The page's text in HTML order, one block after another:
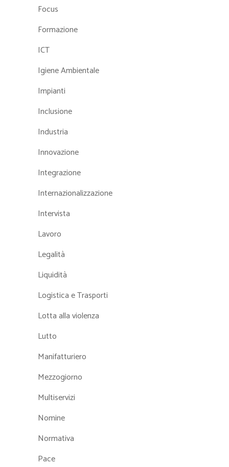
Focus
Formazione
ICT
Igiene Ambientale
Impianti
Inclusione
Industria
Innovazione
Integrazione
Internazionalizzazione
Intervista
Lavoro
Legalità
Liquidità
Logistica e Trasporti
Lotta alla violenza
Lutto
Manifatturiero
Mezzogiorno
Multiservizi
Nomine
Normativa
Pace